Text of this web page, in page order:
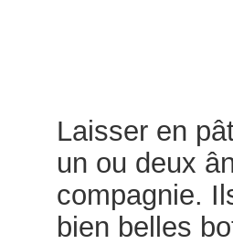
Laisser en
un ou deux
compagnie.
bien belles